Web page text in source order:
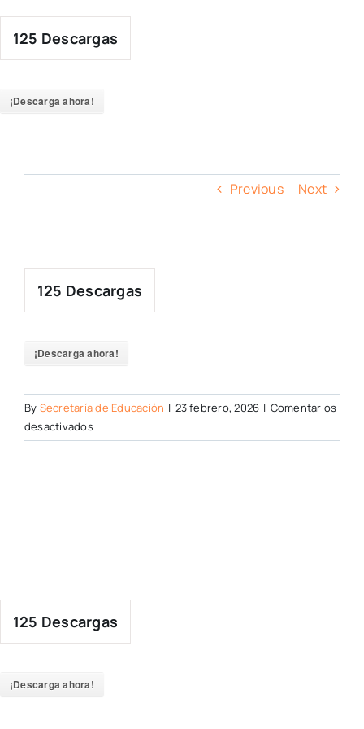
content
125 Descargas
¡Descarga ahora!
Previous Next
125 Descargas
¡Descarga ahora!
By Secretaría de Educación | 23 febrero, 2026 | Comentarios
desactivadosen
125 Descargas
¡Descarga ahora!